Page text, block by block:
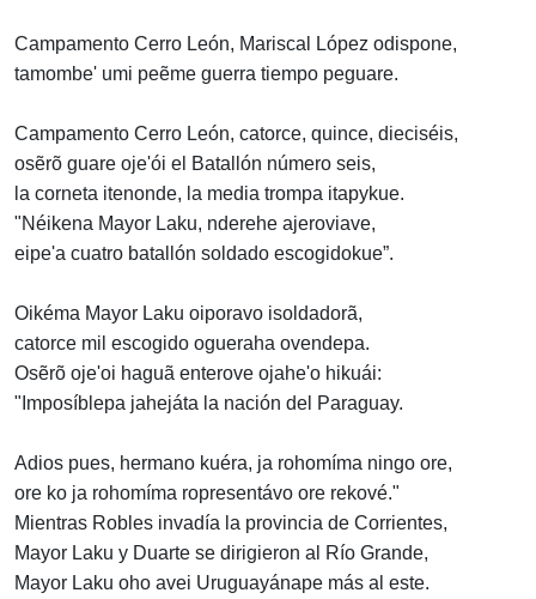
Campamento Cerro León, Mariscal López odispone,
tamombe' umi peẽme guerra tiempo peguare.
Campamento Cerro León, catorce, quince, dieciséis,
osẽrõ guare oje'ói el Batallón número seis,
la corneta itenonde, la media trompa itapykue.
"Néikena Mayor Laku, nderehe ajeroviave,
eipe'a cuatro batallón soldado escogidokue”.
Oikéma Mayor Laku oiporavo isoldadorã,
catorce mil escogido ogueraha ovendepa.
Osẽrõ oje'oi haguã enterove ojahe'o hikuái:
"Imposíblepa jahejáta la nación del Paraguay.
Adios pues, hermano kuéra, ja rohomíma ningo ore,
ore ko ja rohomíma ropresentávo ore rekové."
Mientras Robles invadía la provincia de Corrientes,
Mayor Laku y Duarte se dirigieron al Río Grande,
Mayor Laku oho avei Uruguayánape más al este.